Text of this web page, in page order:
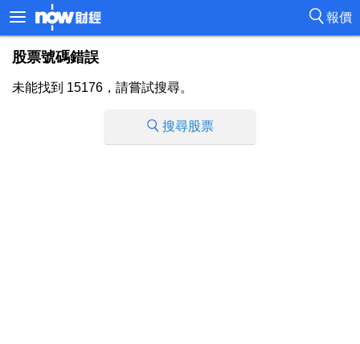
報價
股票號碼錯誤
未能找到 15176，請嘗試搜尋。
搜尋股票